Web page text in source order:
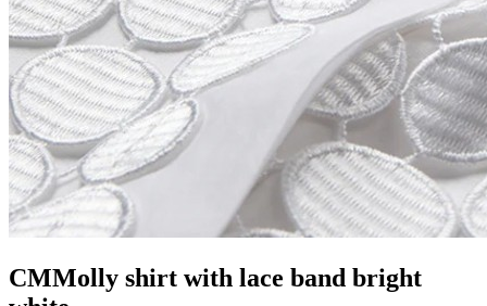
CMMolly shirt with lace band bright